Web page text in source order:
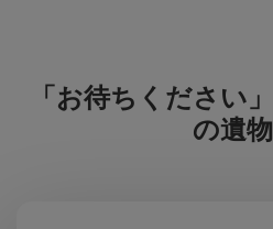
「お待ちください
の遺